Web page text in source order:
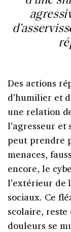
Des actions
d’humilier et
une relation
l’agresseur
peut prendre
menaces,
encore, le
l’extérieur de
sociaux. Ce
scolaire,
douleurs se